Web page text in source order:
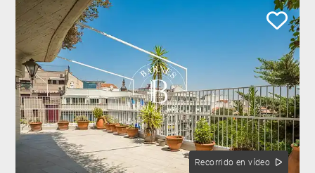
Recorrido en vídeo